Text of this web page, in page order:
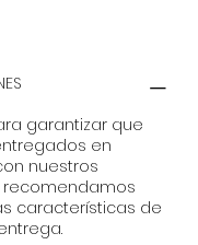
garantizar que
en
nuestros
recomendamos
características de